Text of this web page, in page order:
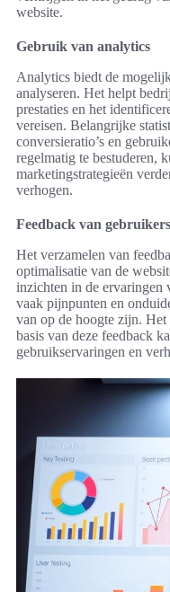
website.
Gebruik van analytics
Analytics biedt de
analyseren. Het helpt
prestaties en het
vereisen. Belangrijke
conversieratio’s en
regelmatig te bestuderen,
marketingstrategieën
verhogen.
Feedback van gebruikers
Het verzamelen van
optimalisatie van de
inzichten in de ervaringen
vaak pijnpunten en
van op de hoogte zijn. Het
basis van deze feedback
gebruikservaringen en